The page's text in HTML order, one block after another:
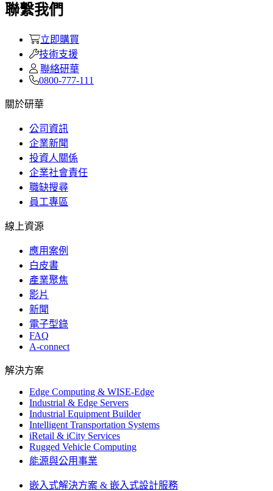
聯繫我們
立即購買
技術支援
聯絡研華
0800-777-111
關於研華
公司資訊
企業新聞
投資人關係
企業社會責任
職缺搜尋
員工專區
線上資源
應用案例
白皮書
產業聚焦
影片
新聞
電子型錄
FAQ
A-connect
解決方案
Edge Computing & WISE-Edge
Industrial & Edge Servers
Industrial Equipment Builder
Intelligent Transportation Systems
iRetail & iCity Services
Rugged Vehicle Computing
能源與公用事業
嵌入式解決方案 & 嵌入式設計服務